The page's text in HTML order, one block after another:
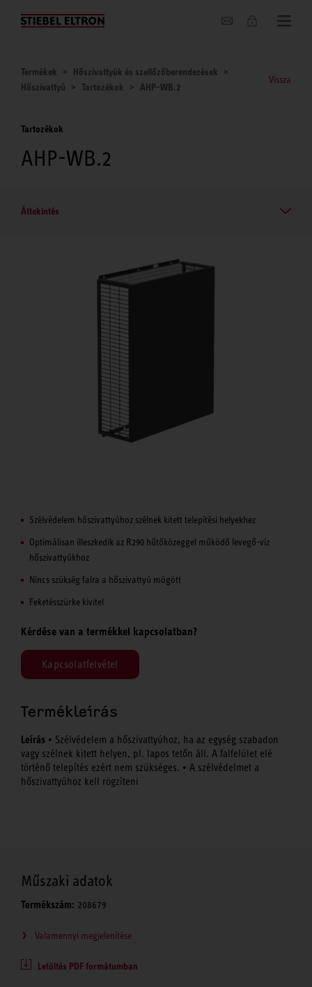
Hírek
Termékek
Hőszivattyúk és szellőzőberendezések
Hőszivattyú
Tartozékok AHP-WB.2
Vissza
Tartozékok
AHP-WB.2
Áttekintés
Szélvédelem hőszivattyúhoz szélnek kitett telepítési helyekhez
Optimálisan illeszkedik az R290 hűtőközeggel működő levegő-víz
hőszivattyúkhoz
Nincs szükség falra a hőszivattyú mögött
Feketésszürke kivitel
Kérdése van a termékkel kapcsolatban?
Kapcsolatfelvétel
Termékleírás
Leírás • Szélvédelem a hőszivattyúhoz, ha az egység szabadon
vagy szélnek kitett helyen, pl. lapos tetőn áll. A falfelület elé
történő telepítés ezért nem szükséges. • A szélvédelmet a
hőszivattyúhoz kell rögzíteni
Műszaki adatok
Termékszám: 208679
Valamennyi megjelenítése
Letöltés PDF formátumban